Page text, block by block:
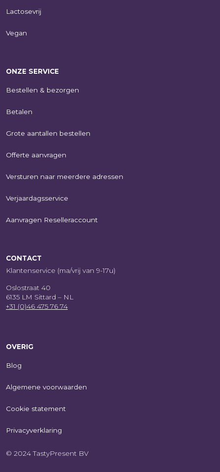
Lactosevrij
Vegan
ONZE SERVICE
Bestellen & bezorgen
Betalen
Grote aantallen bestellen
Offerte aanvragen
Versturen naar meerdere adressen
Verjaardagsservice
Aanvragen Reselleraccount
CONTACT
Klantenservice (ma/vrij van 9-17u)
Oslostraat 40
6135 LM Sittard – NL
+31 (0)46 475 76 74
OVERIG
Blog
Algemene voorwaarden
Cookie statement
Privacyverklaring
© 2024 TastyPresent BV